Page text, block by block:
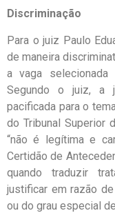
Discriminação
Para o juiz Paulo
de maneira
a vaga selecionada
Segundo o juiz, a
pacificada para o
do Tribunal Superior
“não é legítima e
Certidão de
quando traduzir
justificar em razão
ou do grau especial